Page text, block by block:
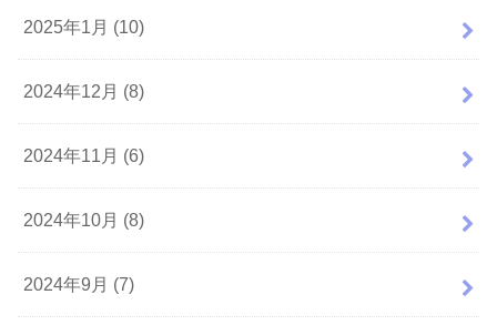
2025年1月 (10)
2024年12月 (8)
2024年11月 (6)
2024年10月 (8)
2024年9月 (7)